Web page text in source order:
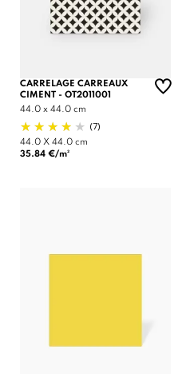
CARRELAGE CARREAUX
CIMENT - OT2011001
44.0 x 44.0 cm
(7)
44.0 X 44.0 cm
35.84 €/m²